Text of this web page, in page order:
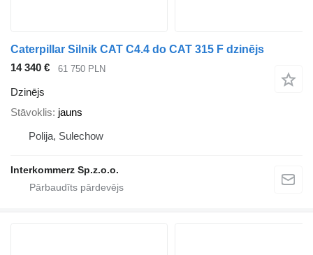
Caterpillar Silnik CAT C4.4 do CAT 315 F dzinējs
14 340 €
61 750 PLN
Dzinējs
Stāvoklis jauns
Polija, Sulechow
Interkommerz Sp.z.o.o.